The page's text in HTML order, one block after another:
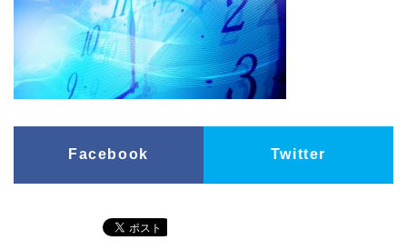
Facebook Twitter